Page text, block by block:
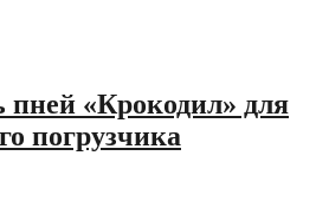
пней «Крокодил» для
погрузчика